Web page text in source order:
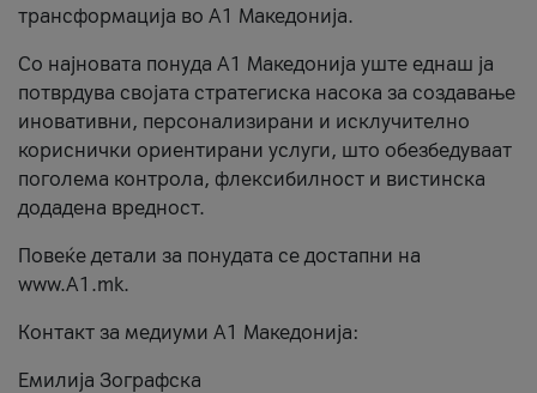
трансформација во А1 Македонија.
Со најновата понуда А1 Македонија уште еднаш ја
потврдува својата стратегиска насока за создавање
иновативни, персонализирани и исклучително
кориснички ориентирани услуги, што обезбедуваат
поголема контрола, флексибилност и вистинска
додадена вредност.
Повеќе детали за понудата се достапни на
www.А1.mk.
Контакт за медиуми А1 Македонија:
Емилија Зографска